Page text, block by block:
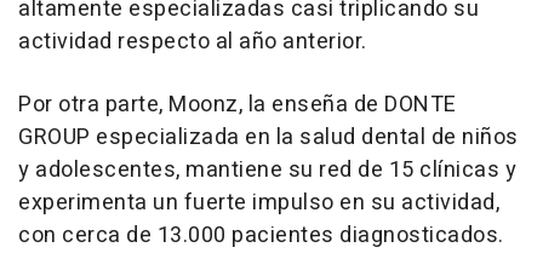
altamente especializadas casi triplicando su
actividad respecto al año anterior.
Por otra parte, Moonz, la enseña de DONTE
GROUP especializada en la salud dental de niños
y adolescentes, mantiene su red de 15 clínicas y
experimenta un fuerte impulso en su actividad,
con cerca de 13.000 pacientes diagnosticados.